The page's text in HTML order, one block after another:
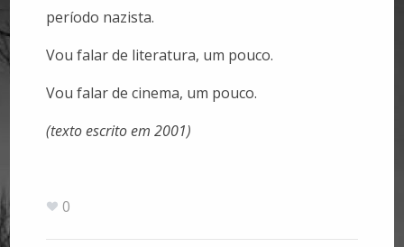
período nazista.
Vou falar de literatura, um pouco.
Vou falar de cinema, um pouco.
(texto escrito em 2001)
0